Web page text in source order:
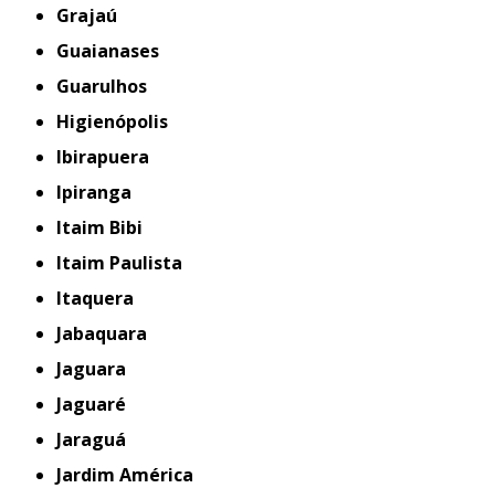
Grajaú
Guaianases
Guarulhos
Higienópolis
Ibirapuera
Ipiranga
Itaim Bibi
Itaim Paulista
Itaquera
Jabaquara
Jaguara
Jaguaré
Jaraguá
Jardim América